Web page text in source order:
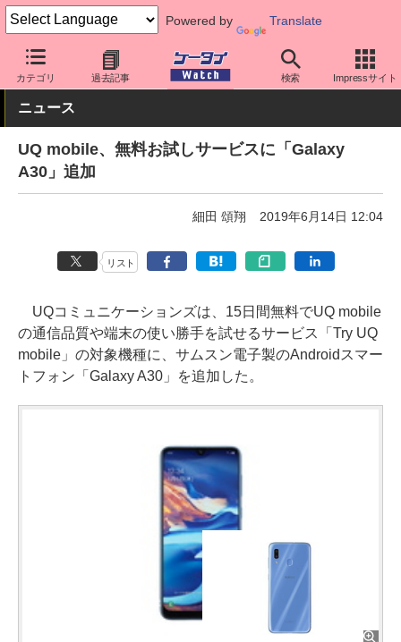
Powered by Translate
カテゴリ 過去記事 検索 Impressサイト
ケータイ Watch キャリア UQ ソフト更新
ニュース
UQ mobile、無料お試しサービスに「Galaxy
A30」追加
細田 頌翔 2019年6月14日 12:04
リスト
UQコミュニケーションズは、15日間無料でUQ mobile
の通信品質や端末の使い勝手を試せるサービス「Try UQ
mobile」の対象機種に、サムスン電子製のAndroidスマー
トフォン「Galaxy A30」を追加した。